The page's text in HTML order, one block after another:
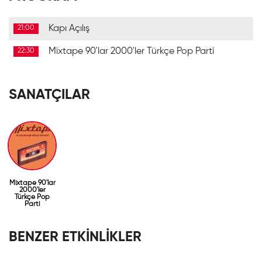
21:00 Kapı Açılış
22:30 Mixtape 90'lar 2000'ler Türkçe Pop Parti
SANATÇILAR
Mixtape 90'lar
2000'ler
Türkçe Pop
Parti
BENZER ETKİNLİKLER